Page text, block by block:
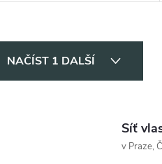
NAČÍST 1 DALŠÍ
Síť
v Praze,